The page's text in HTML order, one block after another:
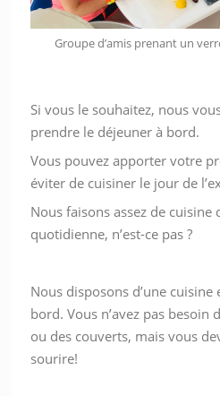
Groupe d’amis prenant un
Si vous le souhaitez, nous
prendre le déjeuner à bord.
Vous pouvez apporter votre
éviter de cuisiner le jour de
Nous faisons assez de cuisine
quotidienne, n’est-ce pas ?
Nous disposons d’une
bord. Vous n’avez pas besoin
ou des couverts, mais vous
sourire!